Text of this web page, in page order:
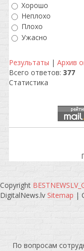
Хорошо
Неплохо
Плохо
Ужасно
Результаты | Архив
Всего ответов: 377
Статистика
Copyright
DigitalNews.lv Sitemap |
По вопросам